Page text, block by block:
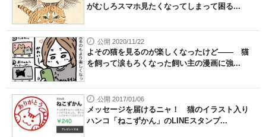
がむしろスマホ見たくなってしまって困る...
公開 2020/11/22
よその猫を見るのが楽しくなったけど―― 猫
を飼って涙もろくなった飼い主の漫画に強...
公開 2017/01/06
メッセージを届けるニャ！ 猫のイラスト入り
ハンコ「ねこずかん」のLINEスタンプ...